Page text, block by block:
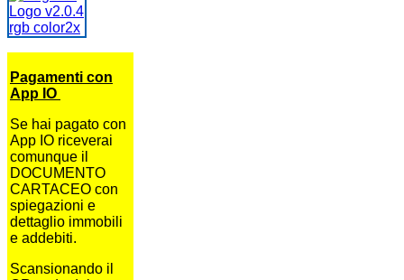
Pagamenti con
App IO
Se hai pagato con
App IO riceverai
comunque il
DOCUMENTO
CARTACEO con
spiegazioni e
dettaglio immobili
e addebiti.
Scansionando il